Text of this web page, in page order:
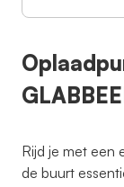
Rijd je met een
de buurt